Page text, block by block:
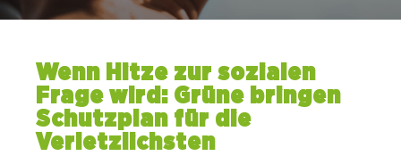
Wenn Hitze zur sozialen
Frage wird: Grüne bringen
Schutzplan für die
Verletzlichsten